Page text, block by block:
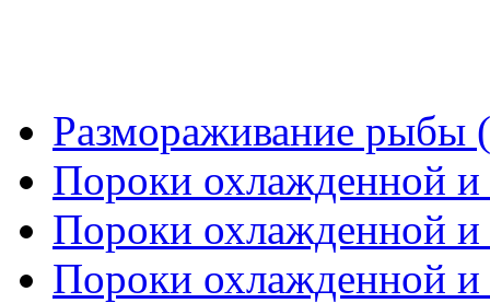
Размораживание рыбы
Пороки охлажденной
Пороки охлажденной
Пороки охлажденной